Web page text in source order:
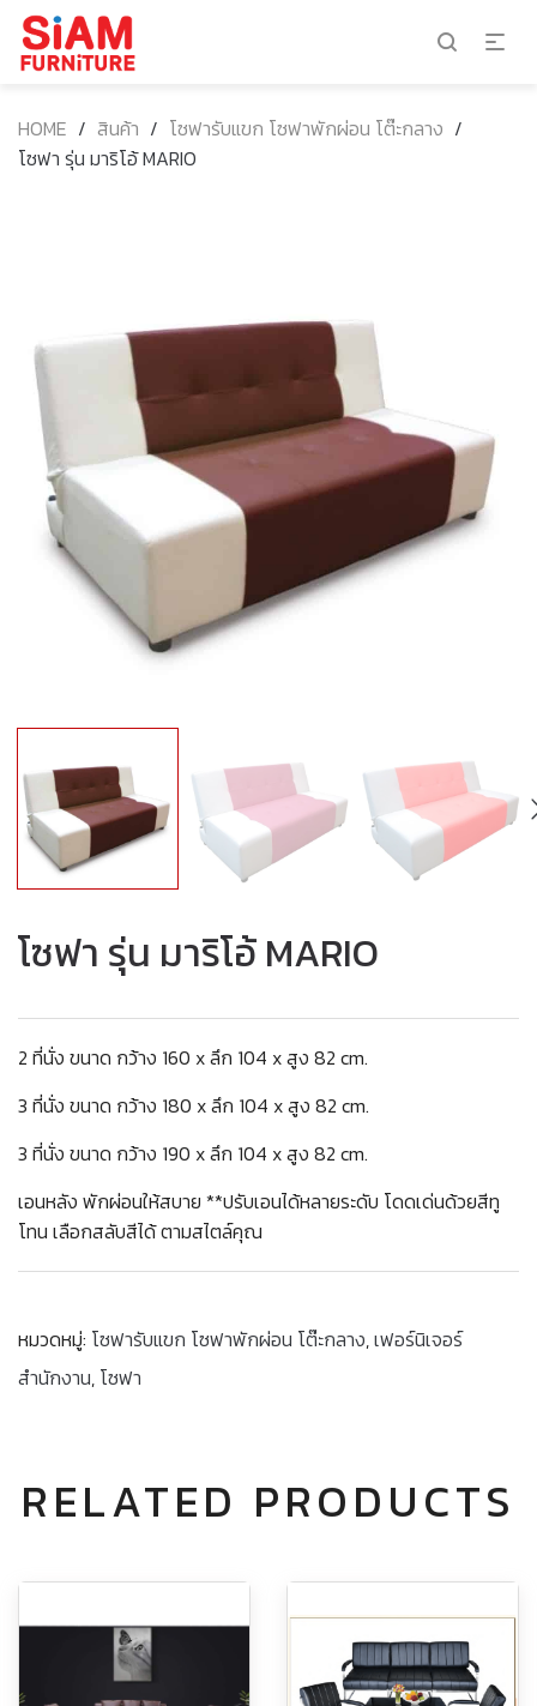
HOME / สินค้า / โซฟารับแขก โซฟาพักผ่อน โต๊ะกลาง /
โซฟา รุ่น มาริโอ้ MARIO
โซฟา รุ่น มาริโอ้ MARIO
2 ที่นั่ง ขนาด กว้าง 160 x ลึก 104 x สูง 82 cm.
3 ที่นั่ง ขนาด กว้าง 180 x ลึก 104 x สูง 82 cm.
3 ที่นั่ง ขนาด กว้าง 190 x ลึก 104 x สูง 82 cm.
เอนหลัง พักผ่อนให้สบาย **ปรับเอนได้หลายระดับ โดดเด่นด้วยสีทู
โทน เลือกสลับสีได้ ตามสไตล์คุณ
หมวดหมู่: โซฟารับแขก โซฟาพักผ่อน โต๊ะกลาง,เฟอร์นิเจอร์
สำนักงาน, โซฟา
RELATED PRODUCTS